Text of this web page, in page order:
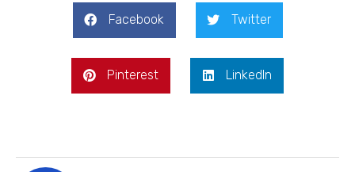
Facebook Twitter
Pinterest LinkedIn